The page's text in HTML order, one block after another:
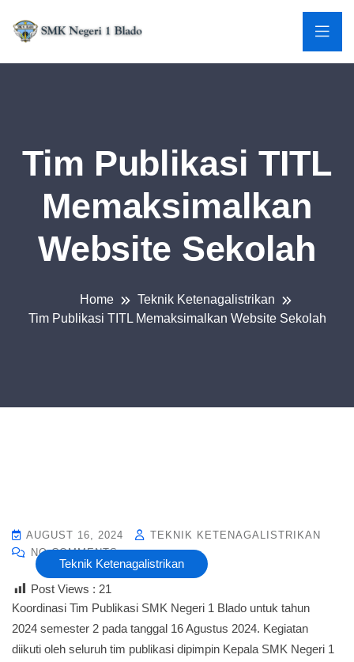
Tim Publikasi TITL
Memaksimalkan
Website Sekolah
Home
Teknik Ketenagalistrikan
Tim Publikasi TITL Memaksimalkan Website Sekolah
Teknik Ketenagalistrikan
AUGUST 16, 2024
TEKNIK KETENAGALISTRIKAN
NO COMMENTS
Post Views : 21
Koordinasi Tim Publikasi SMK Negeri 1 Blado untuk tahun
2024 semester 2 pada tanggal 16 Agustus 2024. Kegiatan
diikuti oleh seluruh tim publikasi dipimpin Kepala SMK Negeri 1